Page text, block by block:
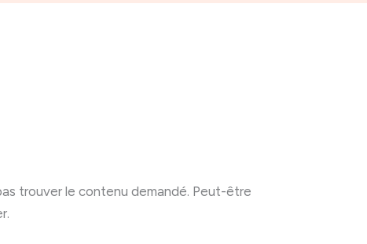
trouver le contenu demandé. Peut-être